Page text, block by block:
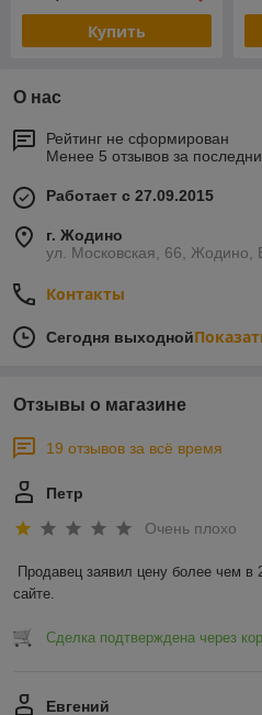
Купить
О нас
Рейтинг не сформирован
Менее 5 отзывов за
Работает с 27.09.2015
г. Жодино
ул. Московская, 66, Жодино,
Контакты
Сегодня выходной
Отзывы о магазине
19 отзывов за всё время
Петр
Очень плохо
Продавец заявил цену более чем в
сайте.
Сделка подтверждена через
Евгений